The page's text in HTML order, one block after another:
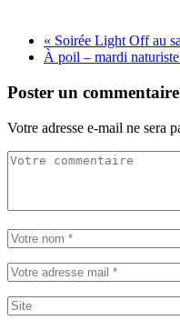
« Soirée Light Off au
À poil – mardi
Poster un commentaire
Votre adresse e-mail ne sera